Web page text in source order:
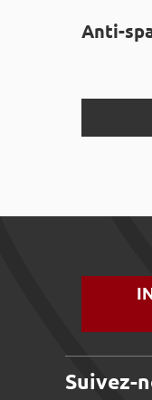
Anti-
Suivez-